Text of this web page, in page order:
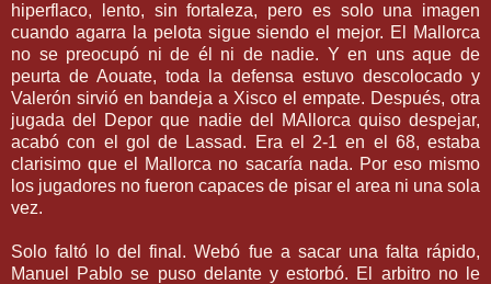
hiperflaco, lento, sin fortaleza, pero es solo una imagen
cuando agarra la pelota sigue siendo el mejor. El Mallorca
no se preocupó ni de él ni de nadie. Y en uns aque de
peurta de Aouate, toda la defensa estuvo descolocado y
Valerón sirvió en bandeja a Xisco el empate. Después, otra
jugada del Depor que nadie del MAllorca quiso despejar,
acabó con el gol de Lassad. Era el 2-1 en el 68, estaba
clarisimo que el Mallorca no sacaría nada. Por eso mismo
los jugadores no fueron capaces de pisar el area ni una sola
vez.
Solo faltó lo del final. Webó fue a sacar una falta rápido,
Manuel Pablo se puso delante y estorbó. El arbitro no le